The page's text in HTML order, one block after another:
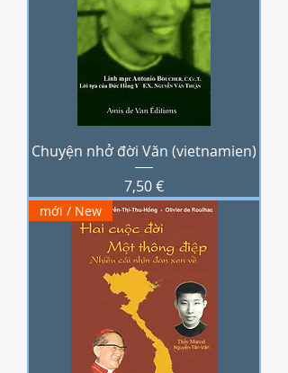
Chuyện nhở đời Văn (vietnamien)
Prix
7,50 €
mới / New